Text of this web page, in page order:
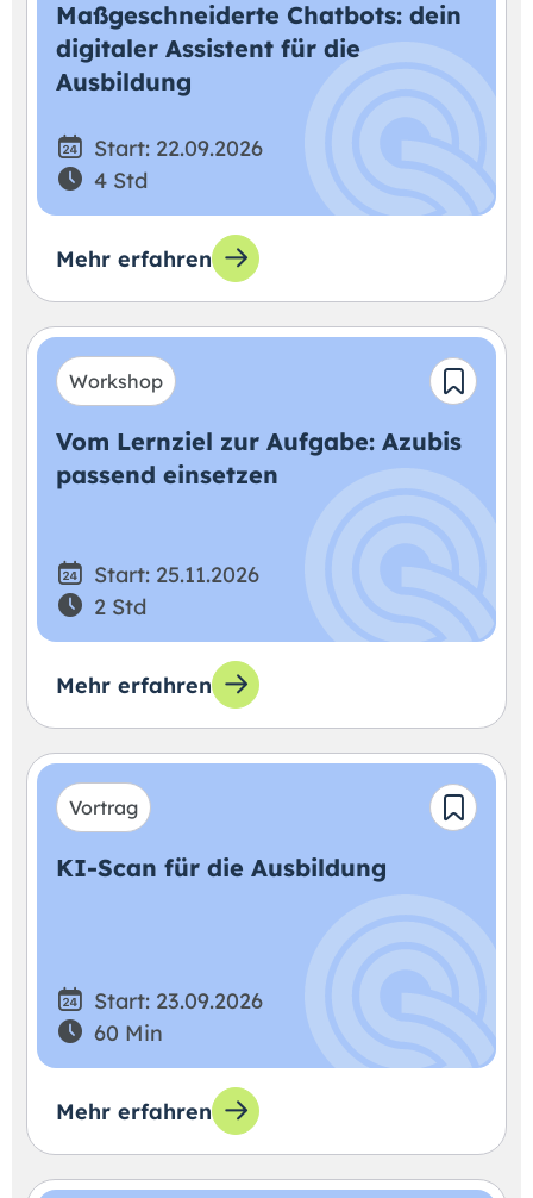
Maßgeschneiderte Chatbots: dein
digitaler Assistent für die
Ausbildung
Start: 22.09.2026
4 Std
Mehr erfahren
Workshop
Vom Lernziel zur Aufgabe: Azubis
passend einsetzen
Start: 25.11.2026
2 Std
Mehr erfahren
Vortrag
KI-Scan für die Ausbildung
Start: 23.09.2026
60 Min
Mehr erfahren